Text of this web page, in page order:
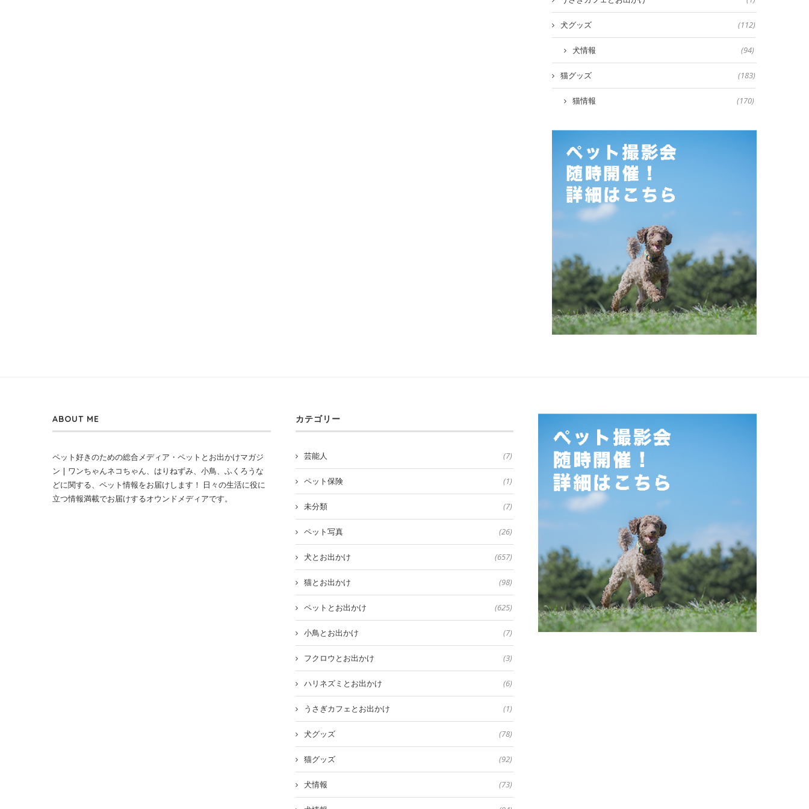
犬グッズ (112)
犬情報 (94)
猫グッズ (183)
猫情報 (170)
ABOUT ME
ペット好きのための総合メディア・ペットとお出かけマガジ
ン | ワンちゃんネコちゃん、はりねずみ、小鳥、ふくろうな
どに関する、ペット情報をお届けします！ 日々の生活に役に
立つ情報満載でお届けするオウンドメディアです。
カテゴリー
芸能人 (7)
ペット保険 (1)
未分類 (7)
ペット写真 (26)
犬とお出かけ (657)
猫とお出かけ (98)
ペットとお出かけ (625)
小鳥とお出かけ (7)
フクロウとお出かけ (3)
ハリネズミとお出かけ (6)
うさぎカフェとお出かけ (1)
犬グッズ (78)
猫グッズ (92)
犬情報 (73)